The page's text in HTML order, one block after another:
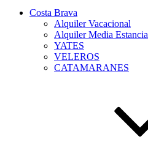
Costa Brava
Alquiler Vacacional
Alquiler Media Estancia
YATES
VELEROS
CATAMARANES